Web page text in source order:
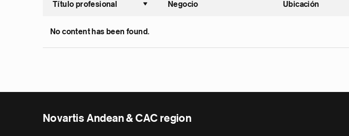
Título profesional
Ordenar ascendente
Negocio Ubicación
No content has been found.
Novartis Andean & CAC region